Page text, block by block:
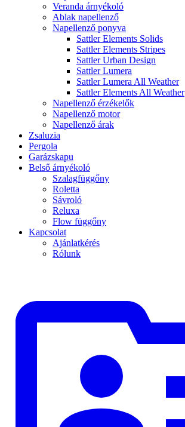
Veranda árnyékoló
Ablak napellenző
Napellenző ponyva
Sattler Elements Solids
Sattler Elements Stripes
Sattler Urban Design
Sattler Lumera
Sattler Lumera All Weather
Sattler Elements All Weather
Napellenző érzékelők
Napellenző motor
Napellenző árak
Zsaluzia
Pergola
Garázskapu
Belső árnyékoló
Szalagfüggőny
Roletta
Sávroló
Reluxa
Flow függőny
Kapcsolat
Ajánlatkérés
Rólunk